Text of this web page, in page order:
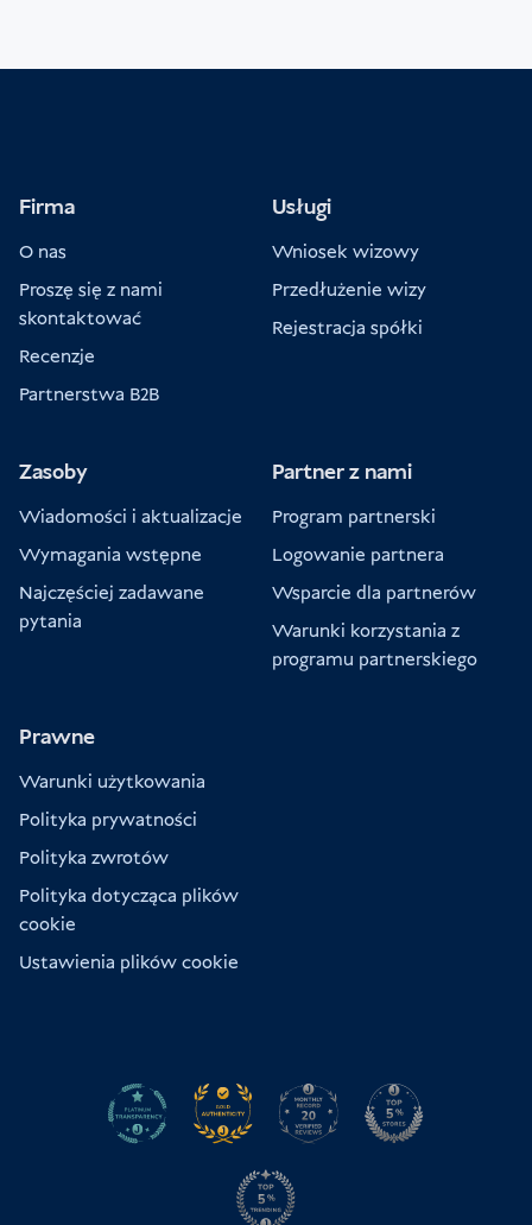
Firma
O nas
Proszę się z nami
skontaktować
Recenzje
Partnerstwa B2B
Usługi
Wniosek wizowy
Przedłużenie wizy
Rejestracja spółki
Zasoby
Wiadomości i aktualizacje
Wymagania wstępne
Najczęściej zadawane
pytania
Partner z nami
Program partnerski
Logowanie partnera
Wsparcie dla partnerów
Warunki korzystania z
programu partnerskiego
Prawne
Warunki użytkowania
Polityka prywatności
Polityka zwrotów
Polityka dotycząca plików
cookie
Ustawienia plików cookie